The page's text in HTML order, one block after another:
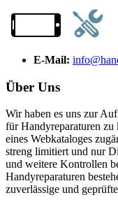
E-Mail:
Über Uns
Wir haben es uns zur
für Handyreparaturen zu
eines Webkataloges
streng limitiert und nur
und weitere Kontrollen
Handyreparaturen
zuverlässige und